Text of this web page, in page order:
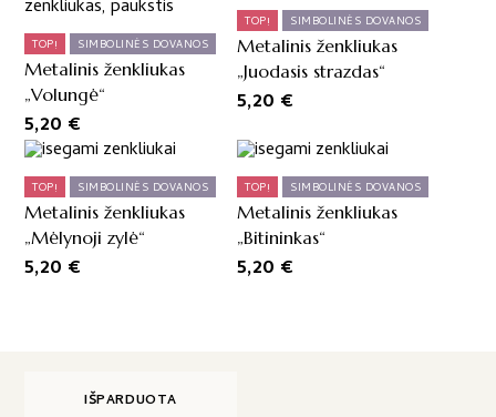
TOP! SIMBOLINĖS DOVANOS
Metalinis ženkliukas
„Volungė“
5,20 €
TOP! SIMBOLINĖS DOVANOS
Metalinis ženkliukas
„Juodasis strazdas“
5,20 €
TOP! SIMBOLINĖS DOVANOS
Metalinis ženkliukas
„Mėlynoji zylė“
5,20 €
IŠPARDUOTA
TOP! SIMBOLINĖS DOVANOS
Metalinis ženkliukas
„Bitininkas“
5,20 €